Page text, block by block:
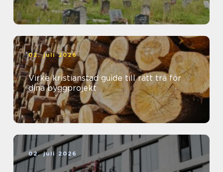
02. juli 2026
Virke kristianstad guide till rätt trä för
dina byggprojekt
02. juli 2026